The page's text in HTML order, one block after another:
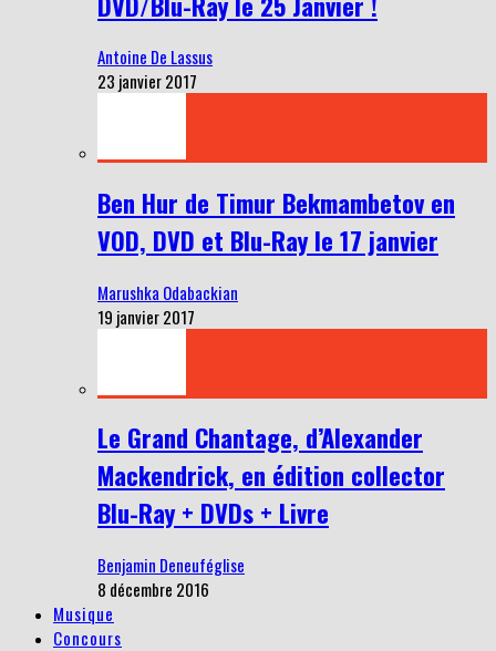
Antoine De Lassus
23 janvier 2017
Ben Hur de Timur Bekmambetov en
VOD, DVD et Blu-Ray le 17 janvier
Marushka Odabackian
19 janvier 2017
Le Grand Chantage, d’Alexander
Mackendrick, en édition collector
Blu-Ray + DVDs + Livre
Benjamin Deneuféglise
8 décembre 2016
Musique
Concours